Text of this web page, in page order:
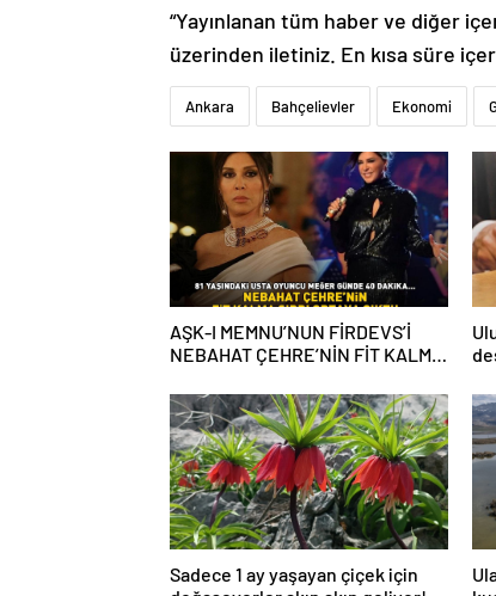
“Yayınlanan tüm haber ve diğer
üzerinden iletiniz. En kısa süre
Ankara Bahçelievler Ekonomi
AŞK-I MEMNU’NUN FİRDEVS’İ
NEBAHAT ÇEHRE’NİN FİT KALMA
meğer günde 40 dakika…
Sadece 1 ay yaşayan çiçek için